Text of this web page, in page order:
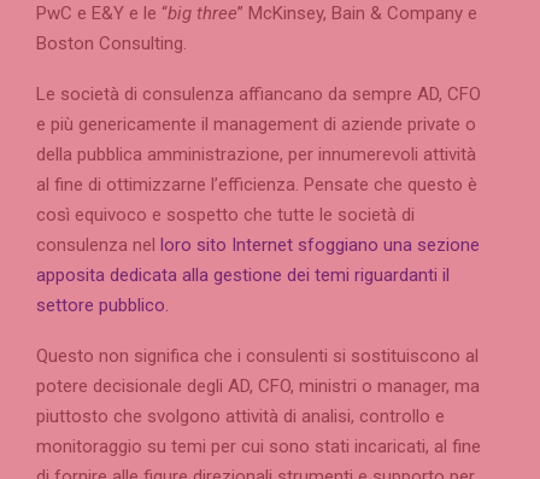
PwC e E&Y e le “big three” McKinsey, Bain & Company e
Boston Consulting.
Le società di consulenza affiancano da sempre AD, CFO
e più genericamente il management di aziende private o
della pubblica amministrazione, per innumerevoli attività
al fine di ottimizzarne l’efficienza. Pensate che questo è
così equivoco e sospetto che tutte le società di
consulenza nel loro sito Internet sfoggiano una sezione
apposita dedicata alla gestione dei temi riguardanti il
settore pubblico.
Questo non significa che i consulenti si sostituiscono al
potere decisionale degli AD, CFO, ministri o manager, ma
piuttosto che svolgono attività di analisi, controllo e
monitoraggio su temi per cui sono stati incaricati, al fine